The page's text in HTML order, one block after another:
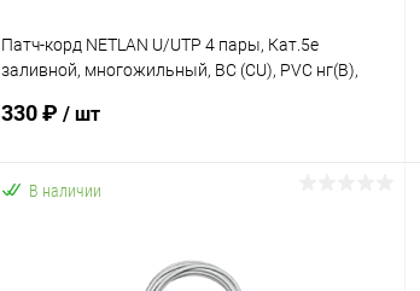
Патч-корд NETLAN U/UTP 4 пары, Кат.5е
заливной, многожильный, BC (CU), PVC нг(B),
330 ₽ / шт
В наличии